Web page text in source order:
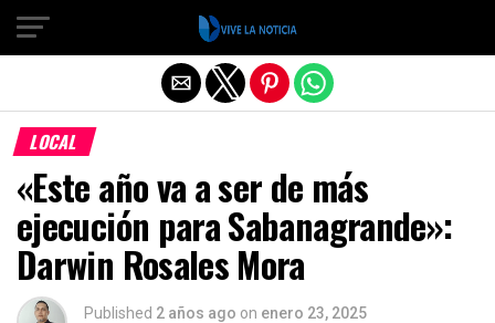
LOCAL
«Este año va a ser de más
ejecución para Sabanagrande»:
Darwin Rosales Mora
Published 2 años ago on enero 23, 2025
Salir de la versión móvil